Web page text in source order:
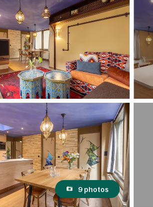
9 photos